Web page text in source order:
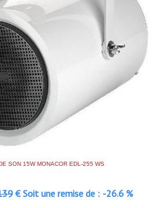
Enceintes
Micro, Pieds De Régie
Cellule (s)
Diamants
Pieds D'enceintes
Audio Vidéo
Amplificateurs
SON 15W MONACOR EDL-255 WS
€ Soit une remise de : -26.6 %